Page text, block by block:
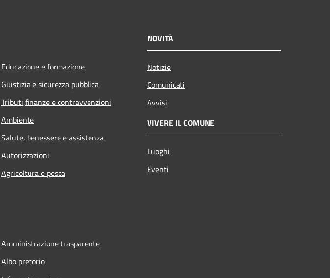
Educazione e formazione
Giustizia e sicurezza pubblica
Tributi,finanze e contravvenzioni
Ambiente
Salute, benessere e assistenza
Autorizzazioni
Agricoltura e pesca
NOVITÀ
Notizie
Comunicati
Avvisi
VIVERE IL COMUNE
Luoghi
Eventi
Amministrazione trasparente
Albo pretorio